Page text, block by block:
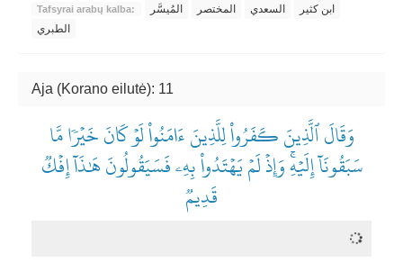
Tafsyrai arabų kalba: المُيسَّر المختصر السعدي
ابن كثير
الطبري
Aja (Korano eilutė): 11
وَقَالَ ٱلَّذِينَ كَفَرُواْ لِلَّذِينَ ءَامَنُواْ لَوۡ كَانَ خَيۡرٗا مَّا
سَبَقُونَآ إِلَيۡهِۚ وَإِذۡ لَمۡ يَهۡتَدُواْ بِهِۦ فَسَيَقُولُونَ هَٰذَآ إِفۡكٞ
قَدِيمٞ